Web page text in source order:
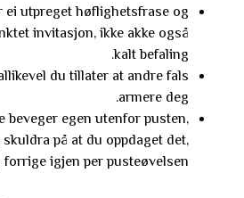
ei utpreget høflighetsfrase og
invitasjon, ikke akke også
kalt befaling.
du tillater at andre fals
armere deg.
beveger egen utenfor pusten,
på at du oppdaget det,
igjen per pusteøvelsen.